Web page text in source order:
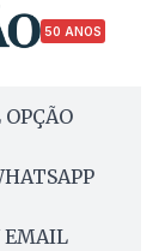
50 ANOS
EMAIL